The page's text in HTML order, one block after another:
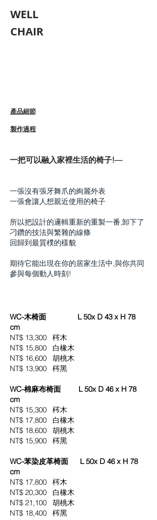
WELL
CHAIR
產品細節
製作過程​
一把可以融入家裡生活的椅子!—
一張沒有張牙舞爪的絢麗外表
一張會讓人想親近使用的椅子
所以把設計的邏輯重新的重製一番,卸下了
刁鑽的技法與繁雜的線條
回歸到最質樸的樣貌
期待它能出現在你的居家生活中,與你共同
參與每個動人時刻!
WC-木椅面 L 50x D 43 x H 78
cm
NT$ 13,300 梣木
NT$ 15,800 白橡木
NT$ 16,600 胡桃木
NT$ 13,900 梣黑
WC-棉麻布椅面 L 50x D 46 x H 78
cm
NT$ 15,300 梣木
NT$ 17,800 白橡木
NT$ 18,600 胡桃木
NT$ 15,900 梣黑
WC-苯染皮革椅面 L 50x D 46 x H 78
cm
NT$ 17,800 梣木
NT$ 20,300 白橡木
NT$ 21,100 胡桃木
NT$ 18,400 梣黑